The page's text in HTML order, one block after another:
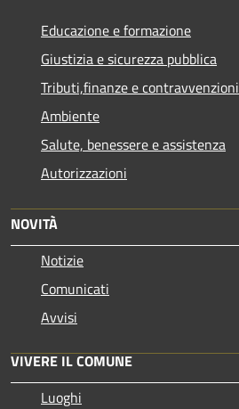
Educazione e formazione
Giustizia e sicurezza pubblica
Tributi,finanze e contravvenzioni
Ambiente
Salute, benessere e assistenza
Autorizzazioni
NOVITÀ
Notizie
Comunicati
Avvisi
VIVERE IL COMUNE
Luoghi